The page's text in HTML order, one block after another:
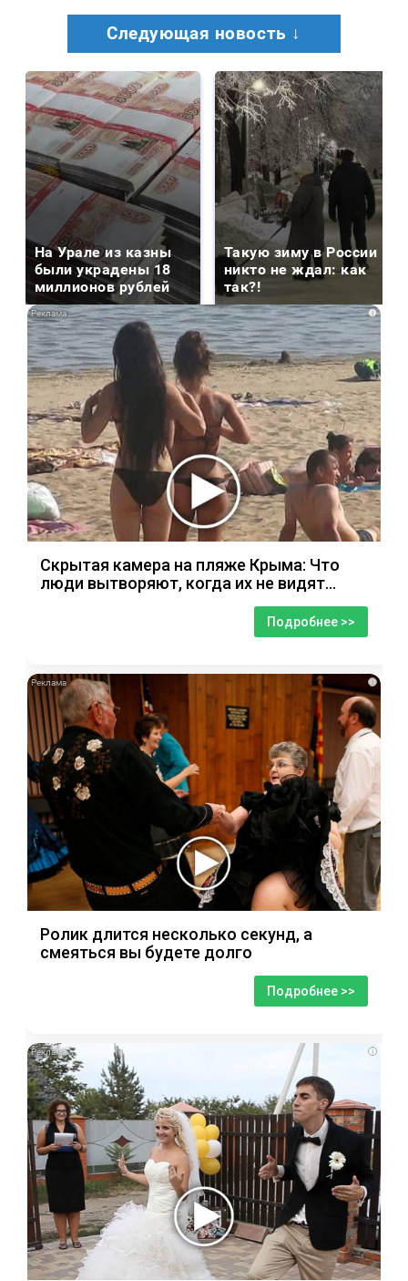
Следующая новость ↓
На Урале из казны
были украдены 18
миллионов рублей
Такую зиму в России
никто не ждал: как
так?!
i
Скрытая камера на пляже Крыма: Что
люди вытворяют, когда их не видят...
Подробнее >>
i
Ролик длится несколько секунд, а
смеяться вы будете долго
Подробнее >>
i